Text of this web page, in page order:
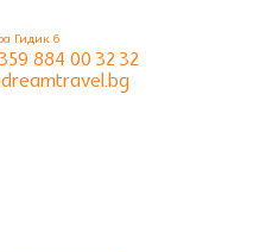
Гидик 6
884 00 32 32